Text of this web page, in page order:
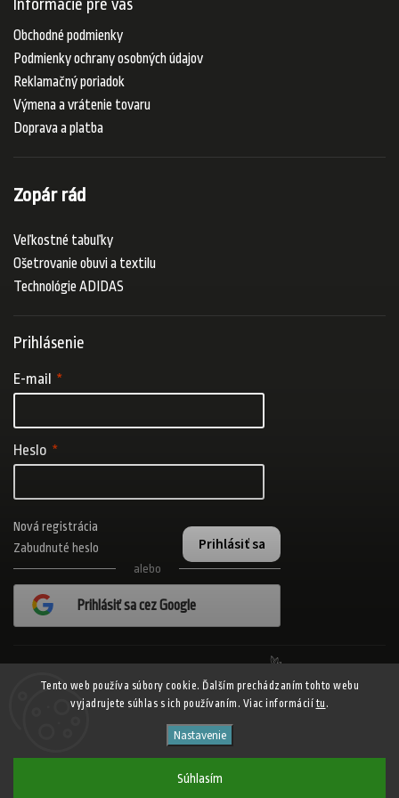
Tento web používa súbory cookie. Ďalším prechádzaním tohto webu
vyjadrujete súhlas s ich používaním. Viac informácií tu .
Nastavenie
Súhlasím
Informácie pre vás
Obchodné podmienky
Podmienky ochrany osobných údajov
Reklamačný poriadok
Výmena a vrátenie tovaru
Doprava a platba
Zopár rád
Veľkostné tabuľky
Ošetrovanie obuvi a textilu
Technológie ADIDAS
Prihlásenie
E-mail
Heslo
Prihlásiť sa
Nová registrácia
Zabudnuté heslo
alebo
Prihlásiť sa cez Google
ADISPORT.sk - adidas online športový obchod
práva vyhradené.